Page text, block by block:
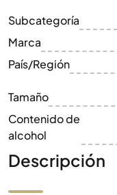
Subcategoría
Marca
País/Región
Tamaño
Contenido de
alcohol
Descripción